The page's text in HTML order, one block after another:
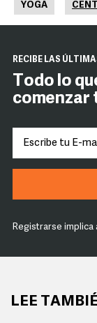
YOGA
RECIBE LAS
Todo lo
comenzar
Registrarse implica
LEE